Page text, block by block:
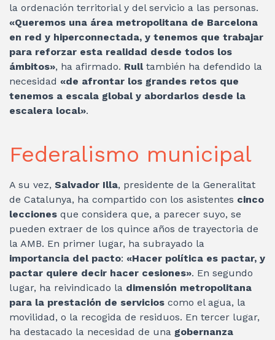
la ordenación territorial y del servicio a las personas.
«Queremos una área metropolitana de Barcelona
en red y hiperconnectada, y tenemos que trabajar
para reforzar esta realidad desde todos los
ámbitos», ha afirmado. Rulltambién ha defendido la
necesidad «de afrontar los grandes retos que
tenemos a escala global y abordarlos desde la
escalera local».
Federalismo municipal
A su vez, Salvador Illa, presidente de la Generalitat
de Catalunya, ha compartido con los asistentes cinco
lecciones que considera que, a parecer suyo, se
pueden extraer de los quince años de trayectoria de
la AMB. En primer lugar, ha subrayado la
importancia del pacto: «Hacer política es pactar, y
pactar quiere decir hacer cesiones». En segundo
lugar, ha reivindicado la dimensión metropolitana
para la prestación de servicios como el agua, la
movilidad, o la recogida de residuos. En tercer lugar,
ha destacado la necesidad de una gobernanza